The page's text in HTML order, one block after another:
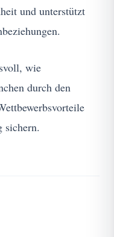
und unterstützt
wie
durch den
sichern.